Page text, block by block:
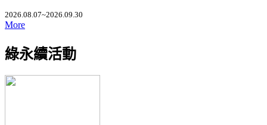
2026.08.07~2026.09.30
More
綠永續活動